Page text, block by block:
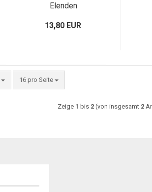
Elenden
13,80 EUR
16 pro Seite
Zeige 1 bis 2 (von insgesamt 2